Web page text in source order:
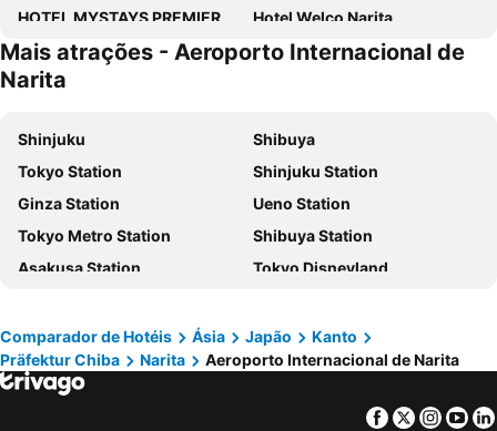
HOTEL MYSTAYS PREMIER Narita
Hotel Welco Narita
International Resort Hotel Yurakujo
APA Hotel Keisei Narita Ekimae
9h nine hours Narita Airport
Center Hotel Narita2 R51
Comfort Hotel Narita
Hilton Tokyo Narita Airport
Karin Doo Hotel
Grand Hotel Narita Airport
Narita Hotel Blan Chapel Christmas (Adult Only)
Dongjingbnbhoteru
Mais atrações - Aeroporto Internacional de
Narita
Shinjuku
Shibuya
Tokyo Station
Shinjuku Station
Ginza Station
Ueno Station
Tokyo Metro Station
Shibuya Station
Asakusa Station
Tokyo Disneyland
Shinagawa Station
Shinjuku Metro Station
Asakusa Metro Station
Akasaka Station-Tokyo
International Airport Haneda
Comparador de Hotéis Ásia Japão
Kanto
Präfektur Chiba
Narita Aeroporto Internacional de Narita
Facebook
Twitter